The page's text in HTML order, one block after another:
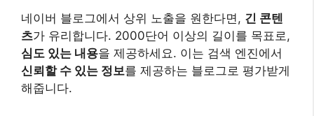
네이버 블로그에서 상위 노출을 원한다면, 긴 콘텐
츠가 유리합니다. 2000단어 이상의 길이를 목표로,
심도 있는 내용을 제공하세요. 이는 검색 엔진에서
신뢰할 수 있는 정보를 제공하는 블로그로 평가받게
해줍니다.